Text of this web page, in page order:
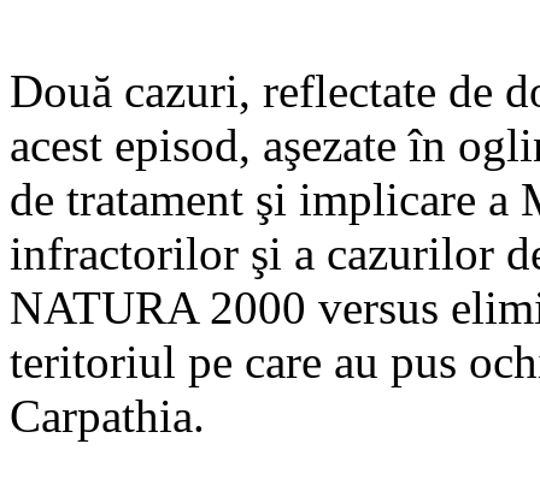
Două cazuri, reflectate de
acest episod, aşezate în
de tratament şi implicare
infractorilor şi a cazurilor
NATURA 2000 versus
teritoriul pe care au pus
Carpathia.